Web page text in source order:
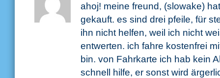
ahoj! meine freund, (slowake)
gekauft. es sind drei pfeile, für
ihn nicht helfen, weil ich nicht
entwerten. ich fahre kostenfrei
bin. von Fahrkarte ich hab kein
schnell hilfe, er sonst wird